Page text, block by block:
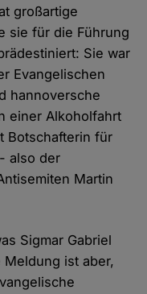
großartige
sie für die Führung
Sie war
Evangelischen
hannoversche
einer Alkoholfahrt
Botschafterin für
also der
Martin
Sigmar Gabriel
ist aber,